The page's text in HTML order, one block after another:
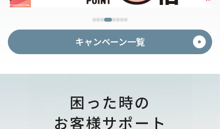
キャンペーン一覧
困った時の
お客様サポート